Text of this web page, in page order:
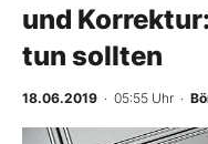
Finanz-Check
BO-Musterdepots
und
tun sollten
18.06.2019 · 05:55 Uhr ·